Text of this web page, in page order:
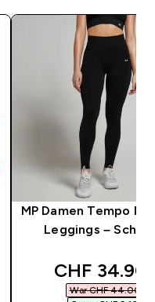
MP Damen Tempo
Leggings –
discounted
CHF 34.90‎
War CHF 44.00‎